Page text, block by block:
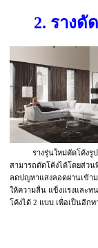
2. รางดั
รางรุ่นใหม่ดัดโค้งรูปตัว
สามารถดัดโค้งได้โดยส่ว
ลดปญหาแสงลอดผ่านเข้า
ให้ความลื่น แข็งแรงและท
โค้งได้ 2 แบบ เพื่อเป็นอีก